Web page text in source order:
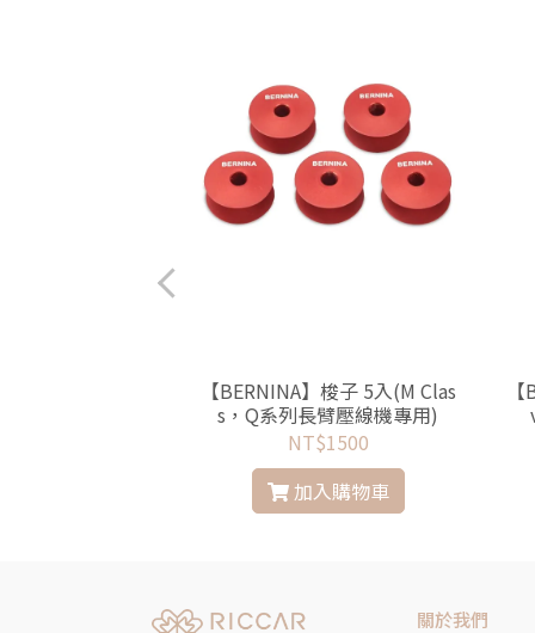
【BERNINA】梭子 5入(M Clas
s，Q系列長臂壓線機專用)
NT$1500
加入購物車
關於我們